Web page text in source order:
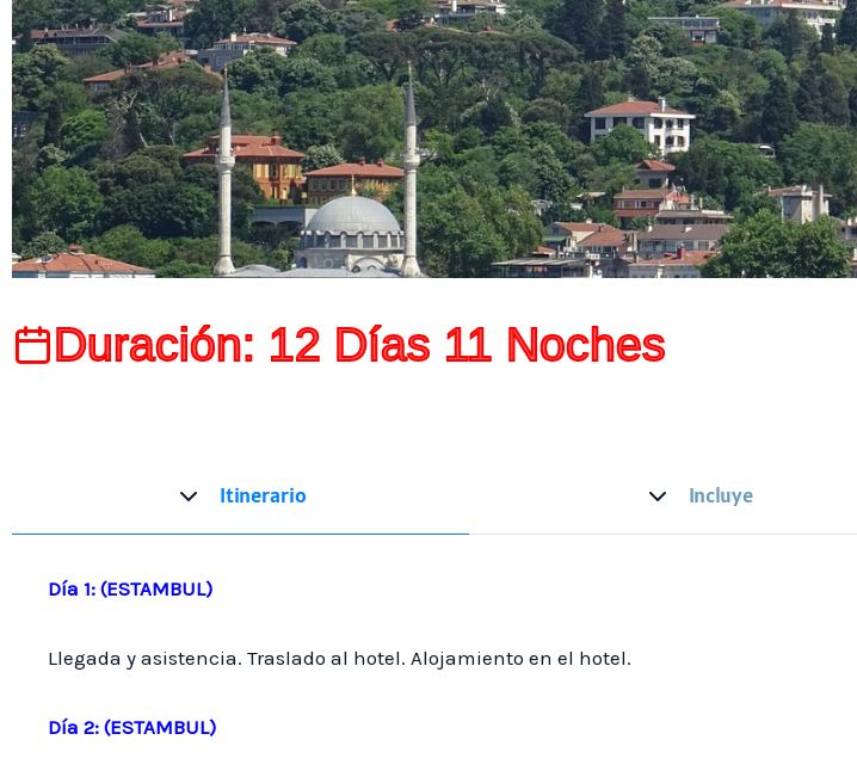
Duración: 12 Días 11 Noches
Itinerario Incluye
Día 1: (ESTAMBUL)
Llegada y asistencia. Traslado al hotel. Alojamiento en el hotel.
Día 2: (ESTAMBUL)